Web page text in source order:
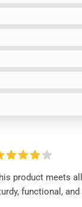
product meets
functional,